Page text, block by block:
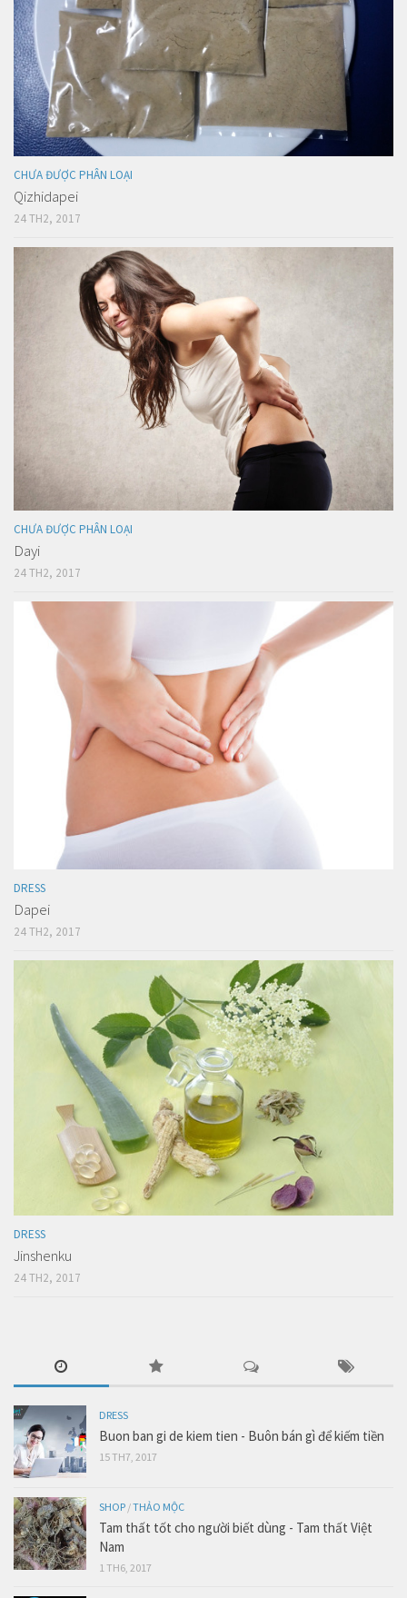
CHƯA ĐƯỢC PHÂN LOẠI
Qizhidapei
24 TH2, 2017
CHƯA ĐƯỢC PHÂN LOẠI
Dayi
24 TH2, 2017
DRESS
Dapei
24 TH2, 2017
DRESS
Jinshenku
24 TH2, 2017
DRESS
Buon ban gi de kiem tien - Buôn bán gì để kiếm tiền
15 TH7, 2017
SHOP /THẢO MỘC
Tam thất tốt cho người biết dùng - Tam thất Việt
Nam
1 TH6, 2017